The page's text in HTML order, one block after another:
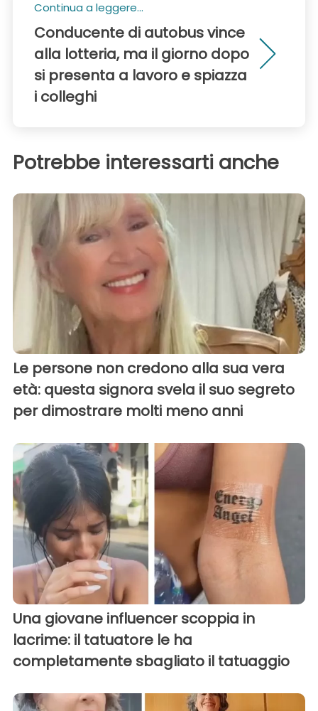
Continua a leggere...
Conducente di autobus vince
alla lotteria, ma il giorno dopo
si presenta a lavoro e spiazza
i colleghi
Potrebbe interessarti anche
Le persone non credono alla sua vera
età: questa signora svela il suo segreto
per dimostrare molti meno anni
Una giovane influencer scoppia in
lacrime: il tatuatore le ha
completamente sbagliato il tatuaggio